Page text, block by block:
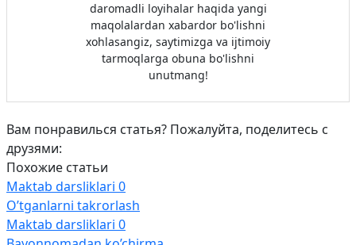
daromadli loyihalar haqida yangi
maqolalardan xabardor bo'lishni
xohlasangiz, saytimizga va ijtimoiy
tarmoqlarga obuna bo'lishni
unutmang!
Вам понравилься статья? Пожалуйта, поделитесь с
друзями:
Похожие статьи
Maktab darsliklari 0
O’tganlarni takrorlash
Maktab darsliklari 0